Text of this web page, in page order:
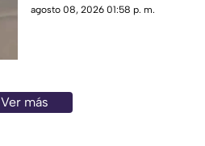
Oriente, en Morelia, a la altura
agosto 08, 2026 01:58 p. m.
Ver más